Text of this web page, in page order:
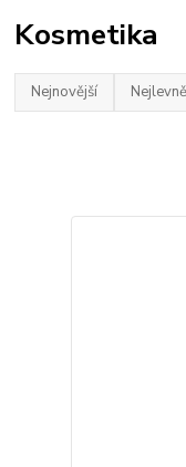
Kosmetika
Nejnovější